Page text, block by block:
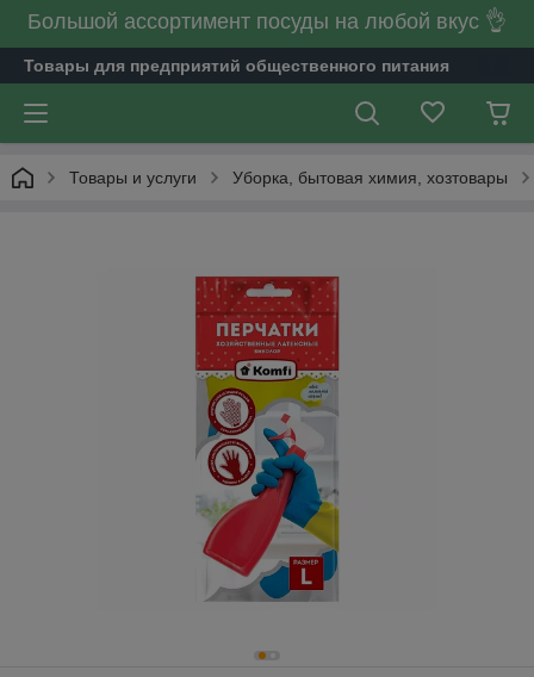
Большой ассортимент посуды на любой вкус 👌
Товары для предприятий общественного питания
Товары и услуги Уборка, бытовая химия, хозтовары